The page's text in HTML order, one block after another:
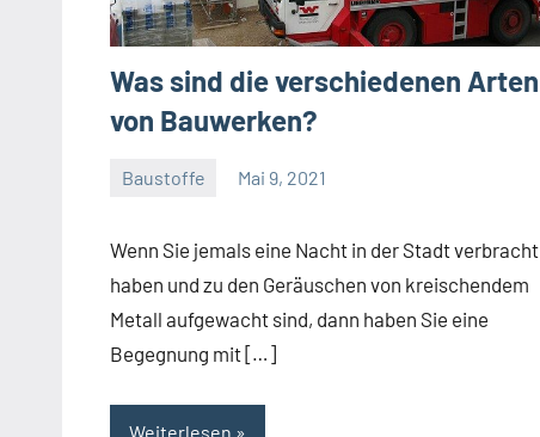
Was sind die verschiedenen Arten
von Bauwerken?
Baustoffe Mai 9, 2021
Wenn Sie jemals eine Nacht in der Stadt verbracht
haben und zu den Geräuschen von kreischendem
Metall aufgewacht sind, dann haben Sie eine
Begegnung mit […]
Weiterlesen